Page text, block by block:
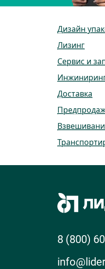
Дизайн
Лизинг
Сервис и
Доставка
8 (800)